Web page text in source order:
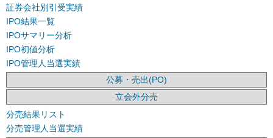
証券会社別引受実績
IPO結果一覧
IPOサマリー分析
IPO初値分析
IPO管理人当選実績
公募・売出(PO)
立会外分売
分売結果リスト
分売管理人当選実績